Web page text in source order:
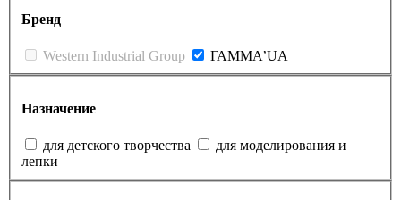
Бренд
Western Industrial Group ГАММА’UA
Назначение
для детского творчества
для моделирования и
лепки